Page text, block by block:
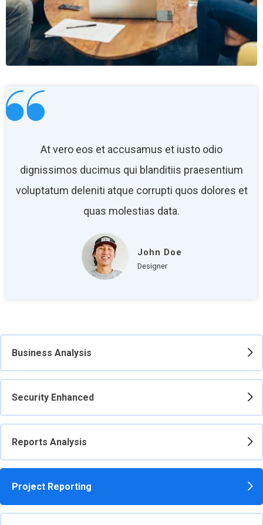
At vero eos et accusamus et iusto odio
dignissimos ducimus qui blanditiis praesentium
voluptatum deleniti atque corrupti quos dolores et
quas molestias data.
John Doe
Designer
Business Analysis
Security Enhanced
Reports Analysis
Project Reporting